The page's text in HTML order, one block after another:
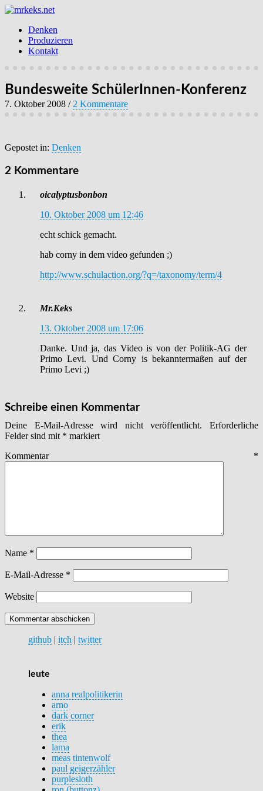
Denken
Produzieren
Kontakt
Bundesweite SchülerInnen-Konferenz
7. Oktober 2008 / 2 Kommentare
Gepostet in: Denken
2 Kommentare
oicalyptusbonbon
10. Oktober 2008 um 12:46
echt schick gemacht.
hab corny in dem video gefunden ;)
http://www.schulaction.org/?q=/taxonomy/term/4
Mr.Keks
13. Oktober 2008 um 17:06
Danke. Und ja, das Video is von der Politik-AG der
Primo Levi. Und Corny is bekanntermaßen auf der
Primo Levi ;)
Schreibe einen Kommentar
Deine E-Mail-Adresse wird nicht veröffentlicht.
Erforderliche
Felder sind mit * markiert
Kommentar *
Name *
E-Mail-Adresse *
Website
github | itch | twitter
leute
anna realpolitikerin
arno
dark corner
erik
thea
lama
meas tintenwolf
paul geigerzähler
purplesloth